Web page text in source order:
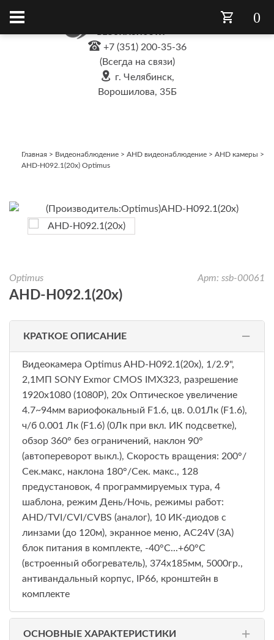
+7 (351) 200-35-36
(Всегда на связи)
г. Челябинск,
Ворошилова, 35Б
0
Главная > Видеонаблюдение > AHD видеонаблюдение > AHD камеры >
AHD-H092.1(20x) Optimus
Optimus Арт: ssb-00061
AHD-H092.1(20x)
КРАТКОЕ ОПИСАНИЕ
Видеокамера Optimus AHD-H092.1(20x), 1/2.9",
2,1МП SONY Exmor CMOS IMX323, разрешение
1920х1080 (1080P), 20x Оптическое увеличение
4.7~94мм вариофокальный F1.6, цв. 0.01Лк (F1.6),
ч/б 0.001 Лк (F1.6) (0Лк при вкл. ИК подсветке),
обзор 360° без ограничений, наклон 90°
(автопереворот выкл.), Скорость вращения: 200°/
Сек.макс, наклона 180°/Сек. макс., 128
предустановок, 4 программируемых тура, 4
шаблона, режим День/Ночь, режимы работ:
AHD/TVI/CVI/CVBS (аналог), 10 ИК-диодов с
линзами (до 120м), экранное меню, АC24V (3А)
блок питания в комплекте, -40°С...+60°С
(встроенный обогреватель), 374х185мм, 5000гр.,
антивандальный корпус, IP66, кронштейн в
комплекте
ОСНОВНЫЕ ХАРАКТЕРИСТИКИ